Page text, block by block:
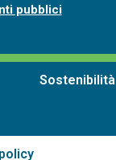
pubblici
Sostenibilità